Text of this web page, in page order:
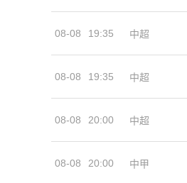
08-08 19:35 中超
08-08 19:35 中超
08-08 20:00 中超
08-08 20:00 中甲